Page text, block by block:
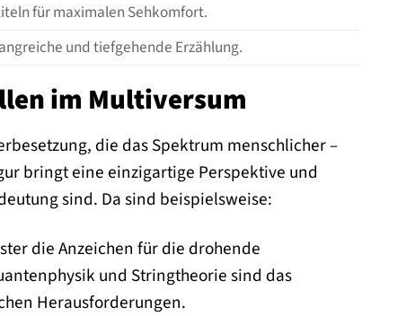
für maximalen Sehkomfort.
und tiefgehende Erzählung.
im Multiversum
die das Spektrum menschlicher –
bringt eine einzigartige Perspektive und
sind. Da sind beispielsweise:
die Anzeichen für die drohende
und Stringtheorie sind das
Herausforderungen.